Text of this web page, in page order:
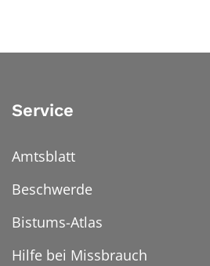
Service
Amtsblatt
Beschwerde
Bistums-Atlas
Hilfe bei Missbrauch